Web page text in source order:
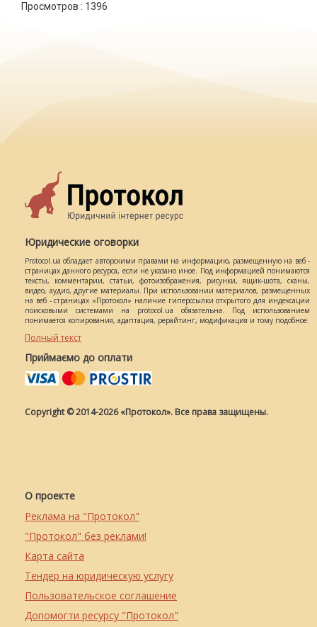
Просмотров : 1396
Юридические оговорки
Protocol.ua обладает авторскими правами на информацию, размещенную на веб -
страницах данного ресурса, если не указано иное. Под информацией понимаются
тексты, комментарии, статьи, фотоизображения, рисунки, ящик-шота, сканы,
видео, аудио, другие материалы. При использовании материалов, размещенных
на веб - страницах «Протокол» наличие гиперссылки открытого для индексации
поисковыми системами на protocol.ua обязательна. Под использованием
понимается копирования, адаптация, рерайтинг, модификация и тому подобное.
Полный текст
Приймаємо до оплати
Copyright © 2014-2026 «Протокол». Все права защищены.
О проекте
Реклама на "Протокол"
"Протокол" без реклами!
Карта сайта
Тендер на юридическую услугу
Пользовательское соглашение
Допомогти ресурсу "Протокол"